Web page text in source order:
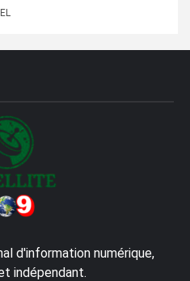
d'information numérique,
indépendant.